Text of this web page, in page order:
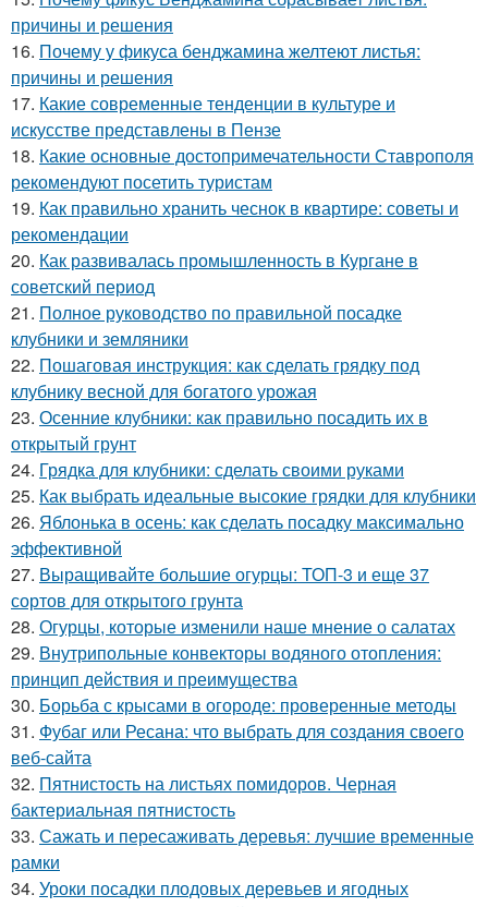
причины и решения
16. Почему у фикуса бенджамина желтеют листья:
причины и решения
17. Какие современные тенденции в культуре и
искусстве представлены в Пензе
18. Какие основные достопримечательности Ставрополя
рекомендуют посетить туристам
19. Как правильно хранить чеснок в квартире: советы и
рекомендации
20. Как развивалась промышленность в Кургане в
советский период
21. Полное руководство по правильной посадке
клубники и земляники
22. Пошаговая инструкция: как сделать грядку под
клубнику весной для богатого урожая
23. Осенние клубники: как правильно посадить их в
открытый грунт
24. Грядка для клубники: сделать своими руками
25. Как выбрать идеальные высокие грядки для клубники
26. Яблонька в осень: как сделать посадку максимально
эффективной
27. Выращивайте большие огурцы: ТОП-3 и еще 37
сортов для открытого грунта
28. Огурцы, которые изменили наше мнение о салатах
29. Внутрипольные конвекторы водяного отопления:
принцип действия и преимущества
30. Борьба с крысами в огороде: проверенные методы
31. Фубаг или Ресана: что выбрать для создания своего
веб-сайта
32. Пятнистость на листьях помидоров. Черная
бактериальная пятнистость
33. Сажать и пересаживать деревья: лучшие временные
рамки
34. Уроки посадки плодовых деревьев и ягодных